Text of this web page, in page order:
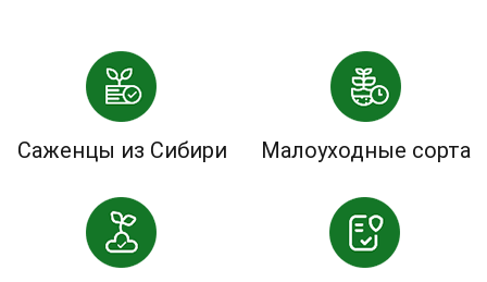
Саженцы из Сибири Малоуходные сорта